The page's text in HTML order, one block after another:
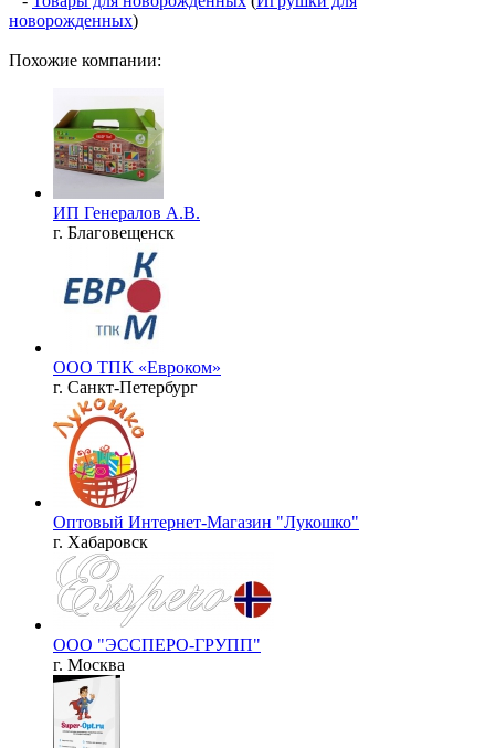
новорожденных)
Похожие компании:
ИП Генералов А.В.
г. Благовещенск
ООО ТПК «Евроком»
г. Санкт-Петербург
Оптовый Интернет-Магазин "Лукошко"
г. Хабаровск
ООО "ЭССПЕРО-ГРУПП"
г. Москва